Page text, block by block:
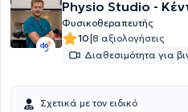
του.
Physio Studio -
Φυσικοθεραπευτής
10|8 αξιολογήσεις
Διαθεσιμότητα για
Σχετικά με τον ειδικό